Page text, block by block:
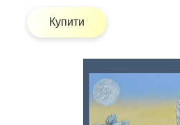
Купити